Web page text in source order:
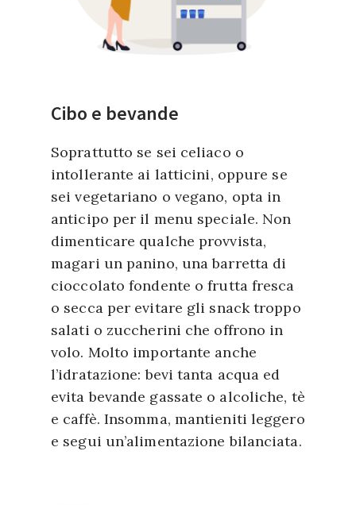
Cibo e bevande
Soprattutto se sei celiaco o
intollerante ai latticini, oppure se
sei vegetariano o vegano, opta in
anticipo per il menu speciale. Non
dimenticare qualche provvista,
magari un panino, una barretta di
cioccolato fondente o frutta fresca
o secca per evitare gli snack troppo
salati o zuccherini che offrono in
volo. Molto importante anche
l’idratazione: bevi tanta acqua ed
evita bevande gassate o alcoliche, tè
e caffè. Insomma, mantieniti leggero
e segui un’alimentazione bilanciata.